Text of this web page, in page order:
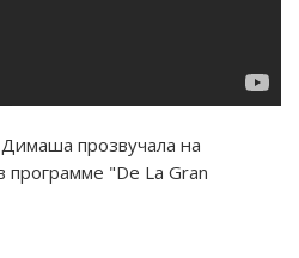
прозвучала на
программе "De La Gran